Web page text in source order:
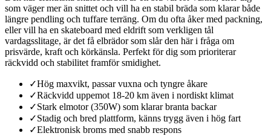
som väger mer än snittet och vill ha en stabil bräda som klarar både
längre pendling och tuffare terräng. Om du ofta åker med packning,
eller vill ha en skateboard med eldrift som verkligen tål
vardagsslitage, är det få elbrädor som slår den här i fråga om
prisvärde, kraft och körkänsla. Perfekt för dig som prioriterar
räckvidd och stabilitet framför smidighet.
✓Hög maxvikt, passar vuxna och tyngre åkare
✓Räckvidd uppemot 18-20 km även i nordiskt klimat
✓Stark elmotor (350W) som klarar branta backar
✓Stadig och bred plattform, känns trygg även i hög fart
✓Elektronisk broms med snabb respons